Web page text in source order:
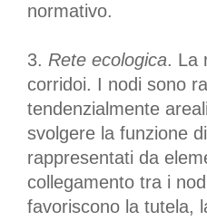
normativo.
3. Rete ecologica. La
corridoi. I nodi sono
tendenzialmente
svolgere la funzione
rappresentati da
collegamento tra i
favoriscono la tutela,